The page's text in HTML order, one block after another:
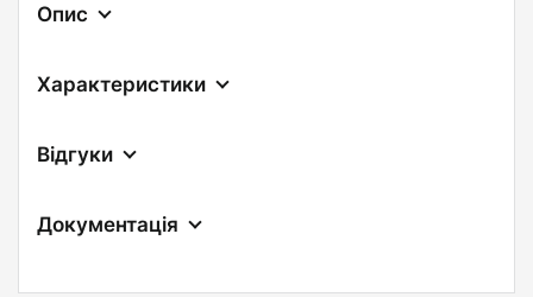
Опис
Характеристики
Відгуки
Документація